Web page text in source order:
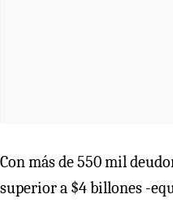
Con más de 550 mil
superior a $4 billones -